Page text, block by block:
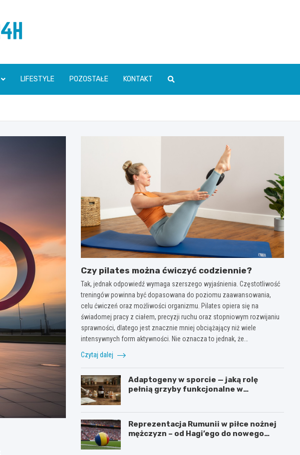
LIFESTYLE POZOSTAŁE KONTAKT
Czy pilates można ćwiczyć codziennie?
Tak, jednak odpowiedź wymaga szerszego wyjaśnienia. Częstotliwość
treningów powinna być dopasowana do poziomu zaawansowania,
celu ćwiczeń oraz możliwości organizmu. Pilates opiera się na
świadomej pracy z ciałem, precyzji ruchu oraz stopniowym rozwijaniu
sprawności, dlatego jest znacznie mniej obciążający niż wiele
intensywnych form aktywności. Nie oznacza to jednak, że…
Czytaj dalej
Adaptogeny w sporcie — jaką rolę
pełnią grzyby funkcjonalne w
Reprezentacja Rumunii w piłce nożnej
mężczyzn – od Hagi’ego do nowego